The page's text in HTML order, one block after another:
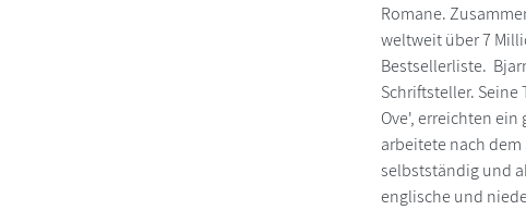
Romane.
weltweit über 7
Bestsellerliste.
Schriftsteller.
Ove', erreichten ein
arbeitete nach
selbstständig und
englische und